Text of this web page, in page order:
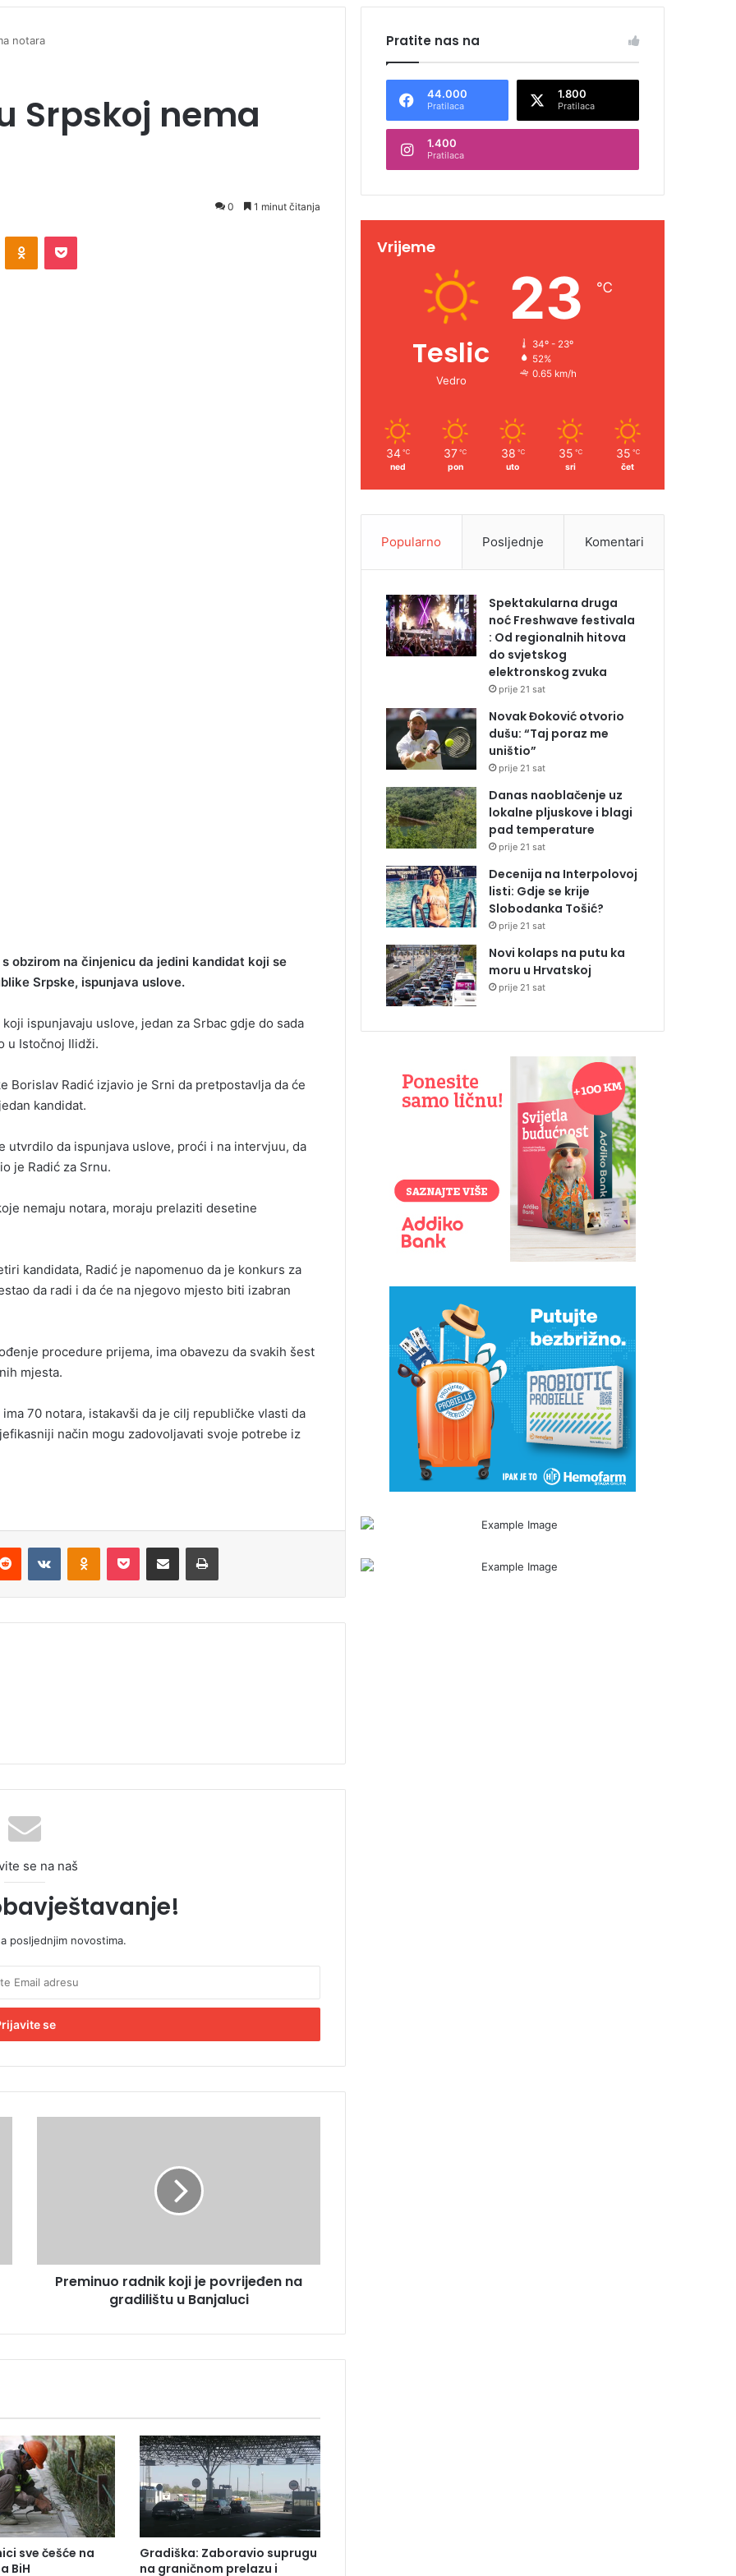
notara
Srpskoj nema
0 1 minut čitanja
obzirom na činjenicu da jedini kandidat koji se
Srpske, ispunjava uslove.
ispunjavaju uslove, jedan za Srbac gdje do sada
u Istočnoj Ilidži.
Borislav Radić izjavio je Srni da pretpostavlja da će
kandidat.
utvrdilo da ispunjava uslove, proći i na intervjuu, da
je Radić za Srnu.
nemaju notara, moraju prelaziti desetine
kandidata, Radić je napomenuo da je konkurs za
da radi i da će na njegovo mjesto biti izabran
procedure prijema, ima obavezu da svakih šest
mjesta.
70 notara, istakavši da je cilj republičke vlasti da
način mogu zadovoljavati svoje potrebe iz
se na naš
posljednjim novostima.
r
i
i
j
e
p
o
v
r
i
j
Preminuo radnik koji je povrijeđen na
gradilištu u Banjaluci
sve češće na
BiH
Gradiška: Zaboravio suprugu
na graničnom prelazu i
Pratite nas na
44.000
Pratilaca
1.800
Pratilaca
1.400
Pratilaca
Vrijeme
Teslic
Vedro
23 ℃
34º - 23º
52%
0.65 km/h
34 ℃
ned
37 ℃
pon
38 ℃
uto
35 ℃
sri
35 ℃
čet
Popularno Posljednje Komentari
Spektakularna druga
noć Freshwave festivala
: Od regionalnih hitova
do svjetskog
elektronskog zvuka
prije 21 sat
Novak Đoković otvorio
dušu: “Taj poraz me
uništio”
prije 21 sat
Danas naoblačenje uz
lokalne pljuskove i blagi
pad temperature
prije 21 sat
Decenija na Interpolovoj
listi: Gdje se krije
Slobodanka Tošić?
prije 21 sat
Novi kolaps na putu ka
moru u Hrvatskoj
prije 21 sat